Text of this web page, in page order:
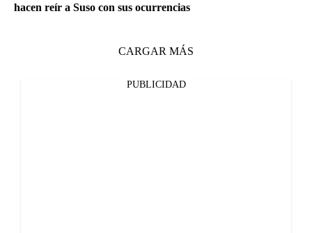
hacen reír a Suso con sus ocurrencias
CARGAR MÁS
PUBLICIDAD